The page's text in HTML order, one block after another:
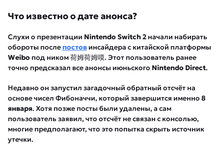
Что известно о дате анонса?
Слухи о презентации Nintendo Switch 2 начали набирать
обороты после постов инсайдера с китайской платформы
Weibo под ником 荷姆荷姆嗼. Этот пользователь ранее
точно предсказал все анонсы июньского Nintendo Direct.
Недавно он запустил загадочный обратный отсчёт на
основе чисел Фибоначчи, который завершится именно 8
января. Хотя позже посты были удалены, а сам
пользователь заявил, что отсчёт не связан с консолью,
многие предполагают, что это попытка скрыть источник
утечки.